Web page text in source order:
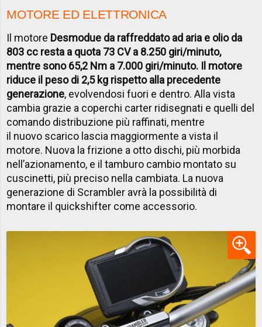
MOTORE ED ELETTRONICA
Il motore Desmodue da raffreddato ad aria e olio da
803 cc resta a quota 73 CV a 8.250 giri/minuto,
mentre sono 65,2 Nm a 7.000 giri/minuto. Il motore
riduce il peso di 2,5 kg rispetto alla precedente
generazione, evolvendosi fuori e dentro. Alla vista
cambia grazie a coperchi carter ridisegnati e quelli del
comando distribuzione più raffinati, mentre
il nuovo scarico lascia maggiormente a vista il
motore. Nuova la frizione a otto dischi, più morbida
nell’azionamento, e il tamburo cambio montato su
cuscinetti, più preciso nella cambiata. La nuova
generazione di Scrambler avrà la possibilità di
montare il quickshifter come accessorio.